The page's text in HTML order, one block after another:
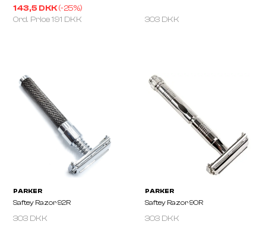
JS SLOANE
143,5 DKK(-25%)
Ord. Price191 DKK
PARKER
303 DKK
303 DKK 303 DKK